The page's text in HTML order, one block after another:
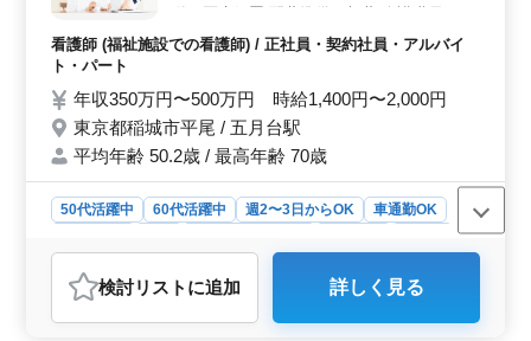
災など、従業員の福祉を大切にする姿勢があります。ま
た、年間休日が120日と多いのも魅力の1つです。
単な医療処置 配薬準備、与薬 介護職員への
医療に関する指導 食事、排泄補助 等 ポイン
様のご応募お待ちしております！
看護師 (福祉施設での看護師) / 正社員・契約社員・アルバイ
ト・パート
年収350万円〜500万円 時給1,400円〜2,000円
東京都稲城市平尾 / 五月台駅
平均年齢 50.2歳 / 最高年齢 70歳
50代活躍中 60代活躍中 週2〜3日からOK
車通勤OK
アルバイト・パート
おすすめポイント
＜魅力ポイント＞ 地域の高齢者の安全と安心を支え、
検討リスト に追加 詳しく見る